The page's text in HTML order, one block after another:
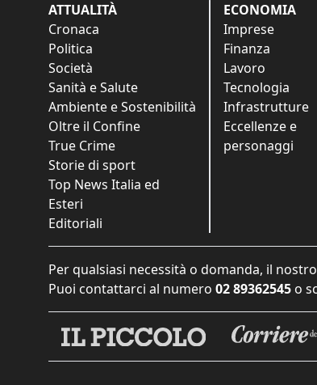
ATTUALITÀ
Cronaca
Politica
Società
Sanità e Salute
Ambiente e Sostenibilità
Oltre il Confine
True Crime
Storie di sport
Top News Italia ed
Esteri
Editoriali
ECONOMIA
Imprese
Finanza
Lavoro
Tecnologia
Infrastrutture
Eccellenze e
personaggi
Per qualsiasi necessità o domanda, il
Puoi contattarci al numero 02 89362545 o